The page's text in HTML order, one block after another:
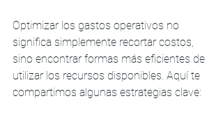
Optimizar los gastos operativos no
significa simplemente recortar costos,
sino encontrar formas más eficientes de
utilizar los recursos disponibles. Aquí te
compartimos algunas estrategias clave: